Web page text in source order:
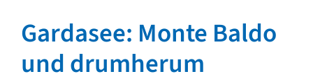
Gardasee: Monte Baldo
und drumherum